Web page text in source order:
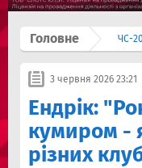
Головне ЧС-
3 червня 2026 23:21
Ендрік:
кумиром -
різних